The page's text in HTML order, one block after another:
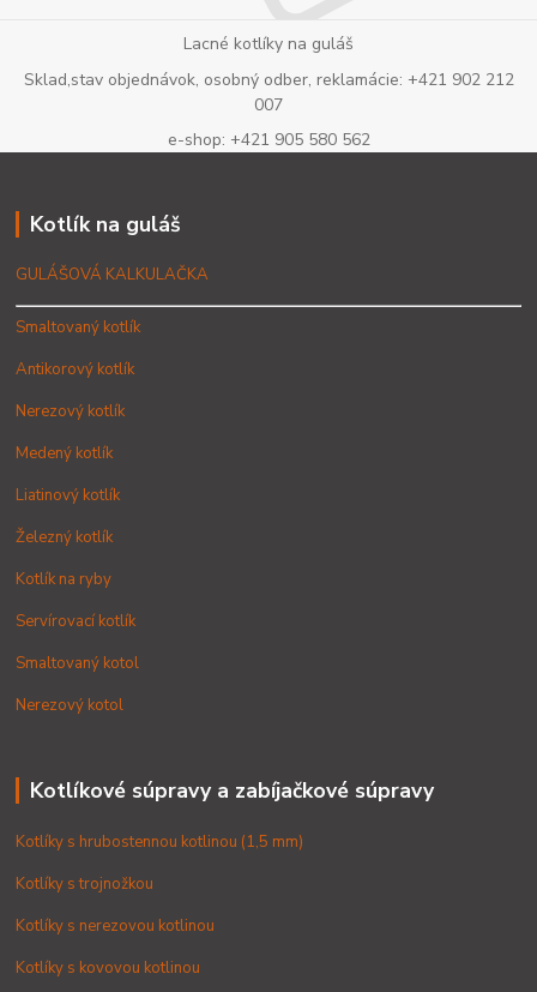
Lacné kotlíky na guláš
Sklad,stav objednávok, osobný odber, reklamácie: +421 902 212
007
e-shop: +421 905 580 562
Kotlík na guláš
GULÁŠOVÁ KALKULAČKA
Smaltovaný kotlík
Antikorový kotlík
Nerezový kotlík
Medený kotlík
Liatinový kotlík
Železný kotlík
Kotlík na ryby
Servírovací kotlík
Smaltovaný kotol
Nerezový kotol
Kotlíkové súpravy a zabíjačkové súpravy
Kotlíky s hrubostennou kotlinou (1,5 mm)
Kotlíky s trojnožkou
Kotlíky s nerezovou kotlinou
Kotlíky s kovovou kotlinou